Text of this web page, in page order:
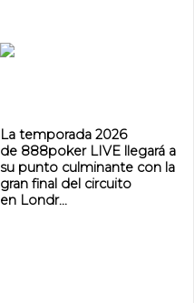
La temporada 2026
de 888poker LIVE llegará a
su punto culminante con la
gran final del circuito
en Londr...